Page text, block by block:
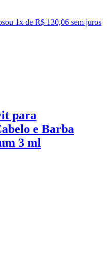
ou 1x de R$ 130,06 sem juros
para
e Barba
3 ml